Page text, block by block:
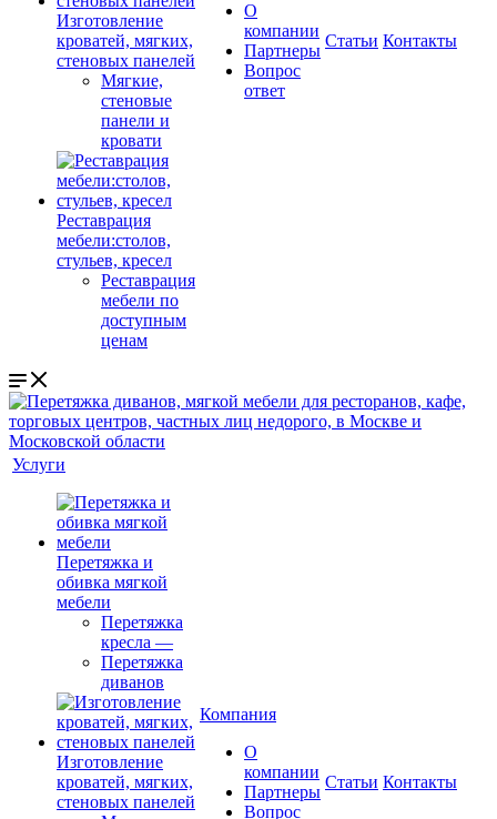
Изготовление
кроватей, мягких,
стеновых панелей
Мягкие,
стеновые
панели и
кровати
Реставрация
мебели:столов,
стульев, кресел
Реставрация
мебели по
доступным
ценам
О
компании
Партнеры
Вопрос
ответ
Cтатьи Контакты
Услуги
Перетяжка и
обивка мягкой
мебели
Перетяжка
кресла —
Перетяжка
диванов
Изготовление
кроватей, мягких,
стеновых панелей
Компания
О
компании
Партнеры
Вопрос
Cтатьи Контакты